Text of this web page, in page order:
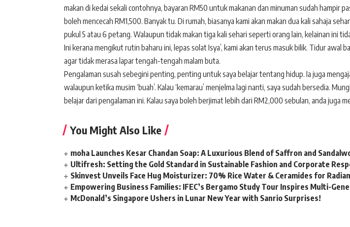
makan di kedai sekali contohnya, bayaran RM50 untuk makanan dan minuman sudah hampir
boleh mencecah RM1,500. Banyak tu. Di rumah, biasanya kami akan makan dua kali sahaja
pukul 5 atau 6 petang. Walaupun tidak makan tiga kali sehari seperti orang lain, kelainan ini
Ini kerana mengikut rutin baharu ini, lepas solat Isya’, kami akan terus masuk bilik. Tidur awal
agar tidak merasa lapar tengah-tengah malam buta.
Pengalaman susah sebegini penting, penting untuk saya belajar tentang hidup. Ia juga
walaupun ketika musim ‘buah’. Kalau ‘kemarau’ menjelma lagi nanti, saya sudah bersedia.
belajar dari pengalaman ini. Kalau saya boleh berjimat lebih dari RM2,000 sebulan, anda juga
You Might Also Like
moha Launches Kesar Chandan Soap: A Luxurious Blend of Saffron and
Ultifresh: Setting the Gold Standard in Sustainable Fashion and Corporate
Skinvest Unveils Face Hug Moisturizer: 70% Rice Water & Ceramides for
Empowering Business Families: IFEC’s Bergamo Study Tour Inspires Multi-
McDonald’s Singapore Ushers in Lunar New Year with Sanrio Surprises!